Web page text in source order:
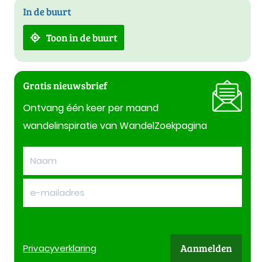
In de buurt
Toon in de buurt
Gratis nieuwsbrief
Ontvang één keer per maand
wandelinspiratie van WandelZoekpagina
Privacyverklaring Aanmelden